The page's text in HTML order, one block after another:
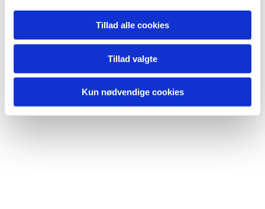
Tillad alle cookies
Tillad valgte
Kun nødvendige cookies